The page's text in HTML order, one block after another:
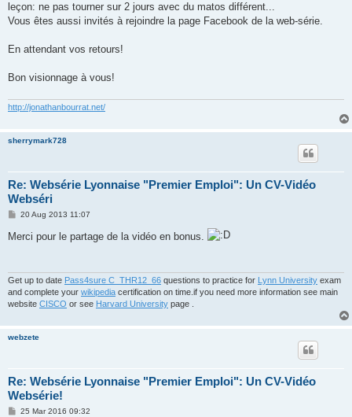
leçon: ne pas tourner sur 2 jours avec du matos différent...
Vous êtes aussi invités à rejoindre la page Facebook de la web-série.
En attendant vos retours!
Bon visionnage à vous!
http://jonathanbourrat.net/
sherrymark728
Re: Websérie Lyonnaise "Premier Emploi": Un CV-Vidéo
Webséri
P
t
20 Aug 2013 11:07
Merci pour le partage de la vidéo en bonus.
Get up to date Pass4sure C_THR12_66 questions to practice for Lynn University exam
and complete your wikipedia certification on time.if you need more information see main
website CISCO or see Harvard University page .
webzete
Re: Websérie Lyonnaise "Premier Emploi": Un CV-Vidéo
Websérie!
P25 Mar 2016 09:32